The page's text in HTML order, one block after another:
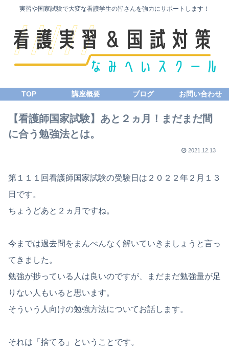
実習や国家試験で大変な看護学生の皆さんを強力にサポートします！
TOP 講座概要 ブログ お問い合わせ
【看護師国家試験】あと２ヵ月！まだまだ間
に合う勉強法とは。
2021.12.13
第１１１回看護師国家試験の受験日は２０２２年２月１３
日です。
ちょうどあと２ヵ月ですね。
今までは過去問をまんべんなく解いていきましょうと言っ
てきました。
勉強が捗っている人は良いのですが、まだまだ勉強量が足
りない人もいると思います。
そういう人向けの勉強方法についてお話します。
それは「捨てる」ということです。